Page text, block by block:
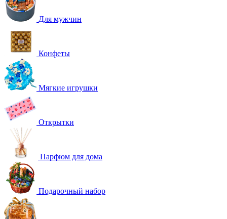
Для мужчин
Конфеты
Мягкие игрушки
Открытки
Парфюм для дома
Подарочный набор